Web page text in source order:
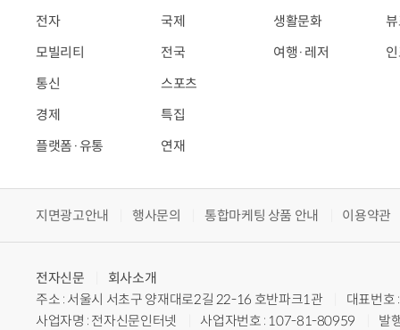
전자
모빌리티
통신
경제
플랫폼·유통
국제
전국
스포츠
특집
연재
생활문화
여행·레저
지면광고안내 행사문의 통합마케팅 상품 안내 이용약관
전자신문
회사소개
주소 : 서울시 서초구 양재대로2길 22-16 호반파크1관
대표번
사업자명 : 전자신문인터넷
사업자번호 : 107-81-80959
발